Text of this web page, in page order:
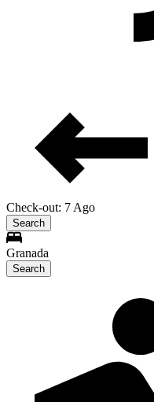
Check-out: 7 Ago
Search
Granada
Search